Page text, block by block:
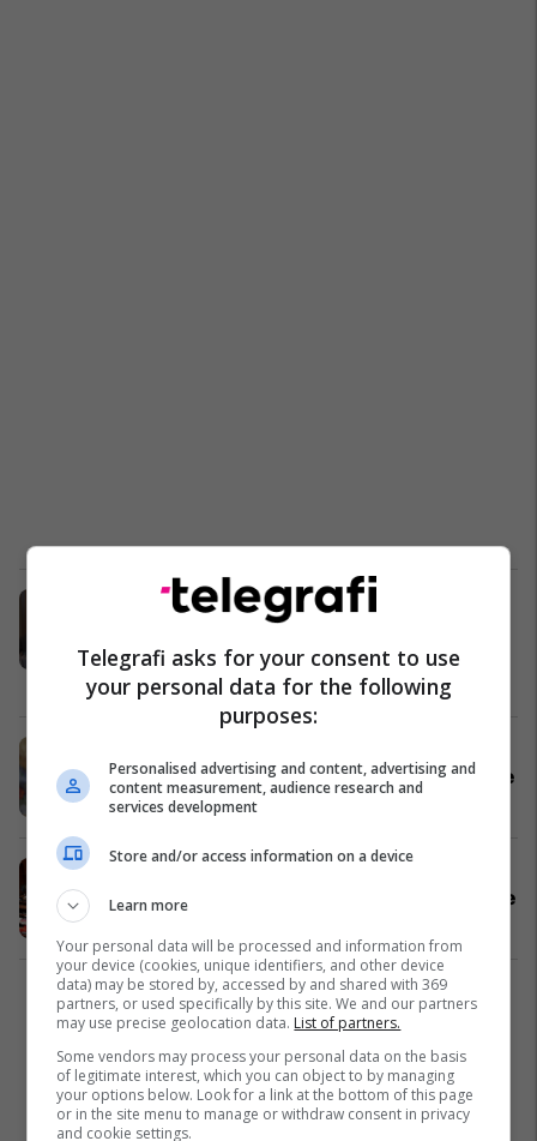
OSBE/ODIHR: Zgjedhjet në
Maqedoninë e Veriut ishin
demokratike
Maqedonia e Veriut 09/05/2024
suksesin në zgjedhjet presidenciale
Politikë 09/05/2024
Siljanovska-Davkova për presidente
1
Telegrafi asks for your consent to use
your personal data for the following
purposes:
Personalised advertising and content, advertising and
content measurement, audience research and
services development
Store and/or access information on a device
Learn more
Your personal data will be processed and information from
your device (cookies, unique identifiers, and other device
data) may be stored by, accessed by and shared with 369
partners, or used specifically by this site. We and our partners
may use precise geolocation data. List of partners.
Some vendors may process your personal data on the basis
of legitimate interest, which you can object to by managing
your options below. Look for a link at the bottom of this page
or in the site menu to manage or withdraw consent in privacy
and cookie settings.